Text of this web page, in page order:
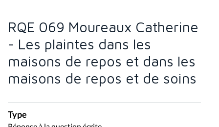
RQE 069 Moureaux Catherine
- Les plaintes dans les
maisons de repos et dans les
maisons de repos et de soins
Type